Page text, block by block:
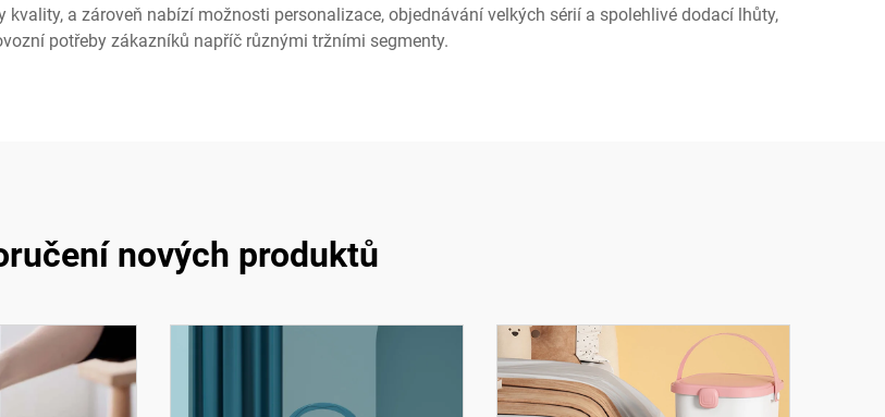
a zároveň nabízí možnosti personalizace, objednávání velkých sérií a spolehlivé dodací lhůty,
potřeby zákazníků napříč různými tržními segmenty.
nových produktů